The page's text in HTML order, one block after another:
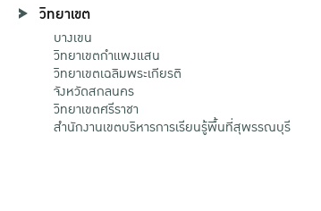
วิทยาเขต
บางเขน
วิทยาเขตกําแพงแสน
วิทยาเขตเฉลิมพระเกียรติ
จังหวัดสกลนคร
วิทยาเขตศรีราชา
สำนักงานเขตบริหารการเรียนรู้พื้นที่สุพรรณบุรี